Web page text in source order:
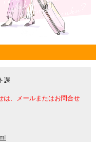
課
は、メールまたはお問合せ